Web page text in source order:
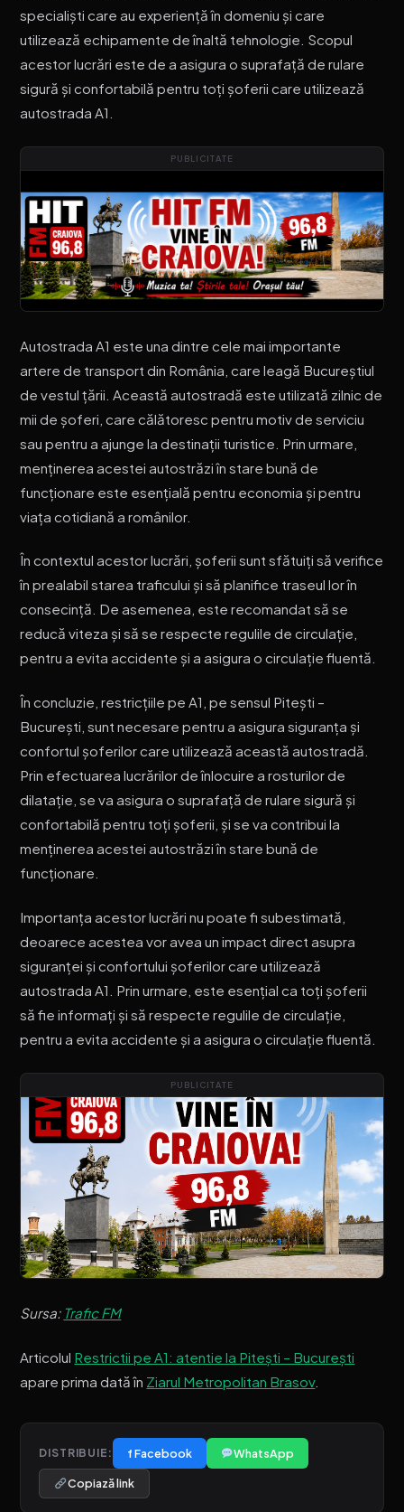
specialiști care au experiență în domeniu și care
utilizează echipamente de înaltă tehnologie. Scopul
acestor lucrări este de a asigura o suprafață de rulare
sigură și confortabilă pentru toți șoferii care utilizează
autostrada A1.
PUBLICITATE
Autostrada A1 este una dintre cele mai importante
artere de transport din România, care leagă Bucureștiul
de vestul țării. Această autostradă este utilizată zilnic de
mii de șoferi, care călătoresc pentru motiv de serviciu
sau pentru a ajunge la destinații turistice. Prin urmare,
menținerea acestei autostrăzi în stare bună de
funcționare este esențială pentru economia și pentru
viața cotidiană a românilor.
În contextul acestor lucrări, șoferii sunt sfătuiți să verifice
în prealabil starea traficului și să planifice traseul lor în
consecință. De asemenea, este recomandat să se
reducă viteza și să se respecte regulile de circulație,
pentru a evita accidente și a asigura o circulație fluentă.
În concluzie, restricțiile pe A1, pe sensul Pitești –
București, sunt necesare pentru a asigura siguranța și
confortul șoferilor care utilizează această autostradă.
Prin efectuarea lucrărilor de înlocuire a rosturilor de
dilatație, se va asigura o suprafață de rulare sigură și
confortabilă pentru toți șoferii, și se va contribui la
menținerea acestei autostrăzi în stare bună de
funcționare.
Importanța acestor lucrări nu poate fi subestimată,
deoarece acestea vor avea un impact direct asupra
siguranței și confortului șoferilor care utilizează
autostrada A1. Prin urmare, este esențial ca toți șoferii
să fie informați și să respecte regulile de circulație,
pentru a evita accidente și a asigura o circulație fluentă.
PUBLICITATE
Sursa: Trafic FM
Articolul Restrictii pe A1: atentie la Pitești – București
apare prima dată în Ziarul Metropolitan Brasov.
DISTRIBUIE: f Facebook WhatsApp
Copiază link